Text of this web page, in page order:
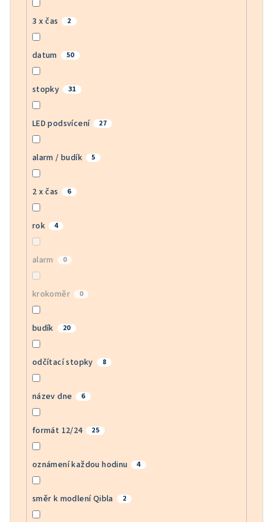
3 x čas 2
datum 50
stopky 31
LED podsvícení 27
alarm / budík 5
2 x čas 6
rok 4
alarm 0
krokoměr 0
budík 20
odčítací stopky 8
název dne 6
formát 12/24 25
oznámení každou hodinu 4
směr k modlení Qibla 2